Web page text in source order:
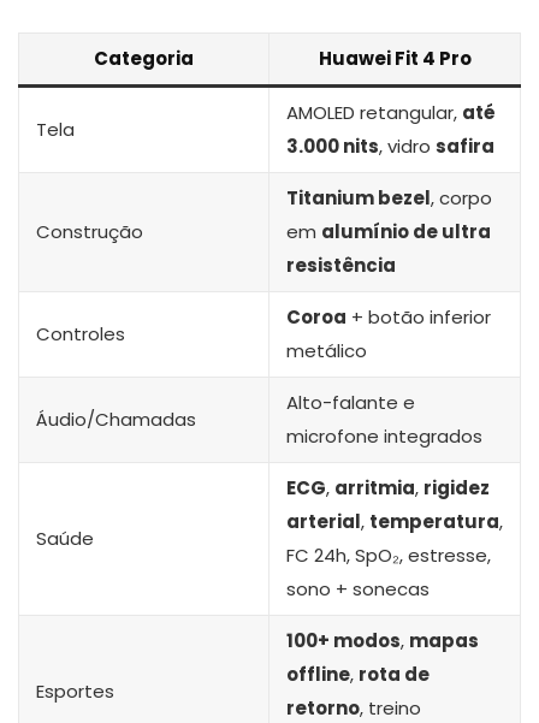
Categoria Huawei Fit 4 Pro
Tela
AMOLED retangular, até
3.000 nits, vidro safira
Construção
Titanium bezel, corpo
em alumínio de ultra
resistência
Controles
Coroa + botão inferior
metálico
Áudio/Chamadas
Alto-falante e
microfone integrados
Saúde
ECG, arritmia, rigidez
arterial, temperatura,
FC 24h, SpO₂, estresse,
sono + sonecas
Esportes
100+ modos, mapas
offline, rota de
retorno, treino